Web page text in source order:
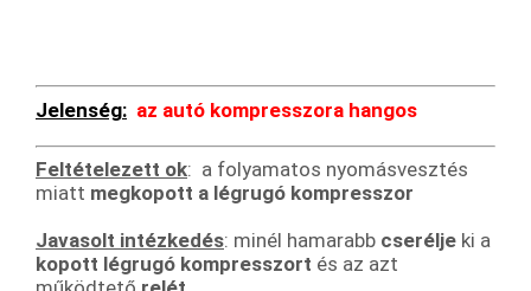
Jelenség: az autó kompresszora hangos
Feltételezett ok: a folyamatos nyomásvesztés
miatt megkopott a légrugó kompresszor
Javasolt intézkedés: minél hamarabb cserélje ki a
kopott légrugó kompresszort és az azt